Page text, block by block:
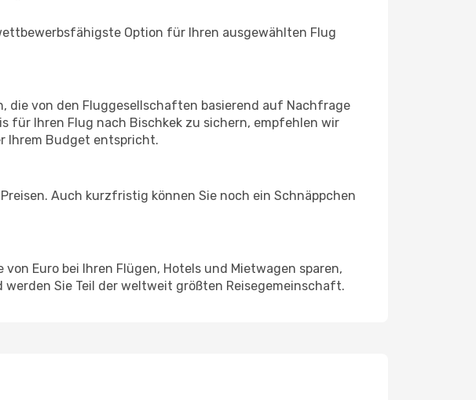
Option für Ihren ausgewählten Flug
die von den Fluggesellschaften basierend auf Nachfrage
für Ihren Flug nach Bischkek zu sichern, empfehlen wir
Ihrem Budget entspricht.
Auch kurzfristig können Sie noch ein Schnäppchen
Euro bei Ihren Flügen, Hotels und Mietwagen sparen,
werden Sie Teil der weltweit größten Reisegemeinschaft.